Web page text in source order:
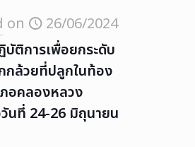
on
26/06/2024
บัติการเพื่อยกระดับ
ล้วยที่ปลูกในท้อง
อคลองหลวง
นที่ 24-26 มิถุนายน